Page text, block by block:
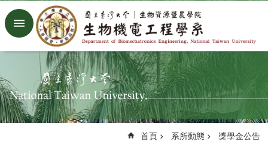
跳到主要內容區塊
進
首
頁
臺
首頁 系所動態 獎學金公告